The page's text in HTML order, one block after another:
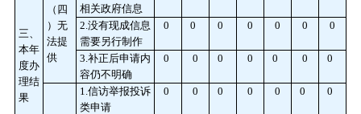
三、
本年
度办
理结
果
（四
）无
法提
供
相关政府信息
2.没有现成信息
需要另行制作
0 0 0 0 0 0 0
3.补正后申请内
容仍不明确
0 0 0 0 0 0 0
1.信访举报投诉
类申请
0 0 0 0 0 0 0